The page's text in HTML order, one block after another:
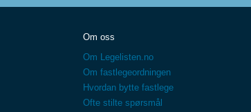
feltet
Om oss
Om Legelisten.no
Om fastlegeordningen
Hvordan bytte fastlege
Ofte stilte spørsmål